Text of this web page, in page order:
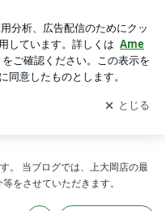
新通知
を受け取りまし
開く
。 当ブログでは、上大岡店の最
をさせていただきます。